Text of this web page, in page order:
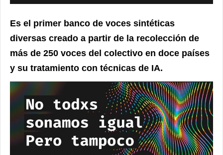
Es el primer banco de voces sintéticas
diversas creado a partir de la recolección de
más de 250 voces del colectivo en doce países
y su tratamiento con técnicas de IA.